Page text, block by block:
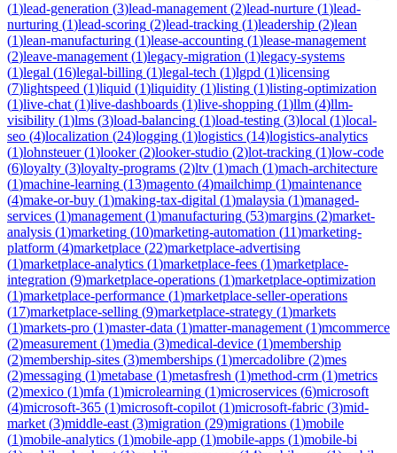
(1)lead-generation (3)lead-management (2)lead-nurture (1)lead-
nurturing (1)lead-scoring (2)lead-tracking (1)leadership (2)lean
(1)lean-manufacturing (1)lease-accounting (1)lease-management
(2)leave-management (1)legacy-migration (1)legacy-systems
(1)legal (16)legal-billing (1)legal-tech (1)lgpd (1)licensing
(7)lightspeed (1)liquid (1)liquidity (1)listing (1)listing-optimization
(1)live-chat (1)live-dashboards (1)live-shopping (1)llm (4)llm-
visibility (1)lms (3)load-balancing (1)load-testing (3)local (1)local-
seo (4)localization (24)logging (1)logistics (14)logistics-analytics
(1)lohnsteuer(1)looker(2)looker-studio (2)lot-tracking (1)low-code
(6)loyalty (3)loyalty-programs (2)ltv (1)mach (1)mach-architecture
(1)machine-learning (13)magento (4)mailchimp (1)maintenance
(4)make-or-buy (1)making-tax-digital (1)malaysia (1)managed-
services (1)management (1)manufacturing (53)margins (2)market-
analysis (1)marketing (10)marketing-automation (11)marketing-
platform (4)marketplace (22)marketplace-advertising
(1)marketplace-analytics (1)marketplace-fees (1)marketplace-
integration (9)marketplace-operations (1)marketplace-optimization
(1)marketplace-performance (1)marketplace-seller-operations
(17)marketplace-selling (9)marketplace-strategy (1)markets
(1)markets-pro (1)master-data (1)matter-management (1)mcommerce
(2)measurement (1)media (3)medical-device (1)membership
(2)membership-sites (3)memberships (1)mercadolibre (2)mes
(2)messaging (1)metabase (1)metasfresh (1)method-crm (1)metrics
(2)mexico (1)mfa (1)microlearning (1)microservices (6)microsoft
(4)microsoft-365 (1)microsoft-copilot (1)microsoft-fabric (3)mid-
market (3)middle-east (3)migration (29)migrations (1)mobile
(1)mobile-analytics (1)mobile-app (1)mobile-apps (1)mobile-bi